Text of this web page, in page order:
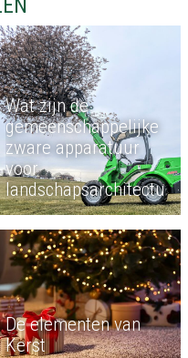
Wat zijn de
gemeenschappelijke
zware apparatuur
voor
landschapsarchitectuur?
De elementen van
Kerst